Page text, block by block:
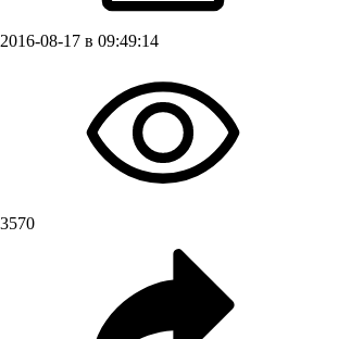
2016-08-17 в 09:49:14
3570